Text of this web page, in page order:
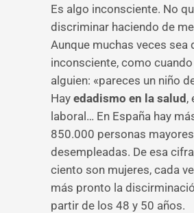
Es algo inconsciente. No
discriminar haciendo de
Aunque muchas veces sea
inconsciente, como
alguien: «pareces un niño
Hay edadismo en la salud ,
laboral… En España hay
850.000 personas
desempleadas. De esa
ciento son mujeres, cada
más pronto la
partir de los 48 y 50 años.